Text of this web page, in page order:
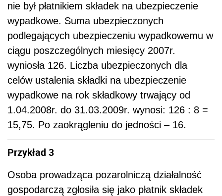
nie był płatnikiem składek na ubezpieczenie
wypadkowe. Suma ubezpieczonych
podlegających ubezpieczeniu wypadkowemu w
ciągu poszczególnych miesięcy 2007r.
wyniosła 126. Liczba ubezpieczonych dla
celów ustalenia składki na ubezpieczenie
wypadkowe na rok składkowy trwający od
1.04.2008r. do 31.03.2009r. wynosi: 126 : 8 =
15,75. Po zaokrągleniu do jedności – 16.
Przykład 3
Osoba prowadząca pozarolniczą działalność
gospodarczą zgłosiła się jako płatnik składek